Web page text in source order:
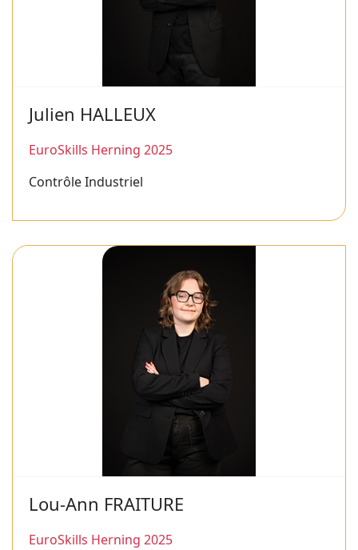
Julien HALLEUX
EuroSkills Herning 2025
Contrôle Industriel
Lou-Ann FRAITURE
EuroSkills Herning 2025